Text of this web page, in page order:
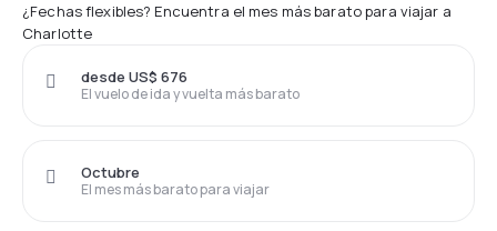
¿Fechas flexibles? Encuentra el mes más barato para viajar a
Charlotte
El vuelo de ida y vuelta más barato
desde US$ 676
El mes más barato para viajar
Octubre